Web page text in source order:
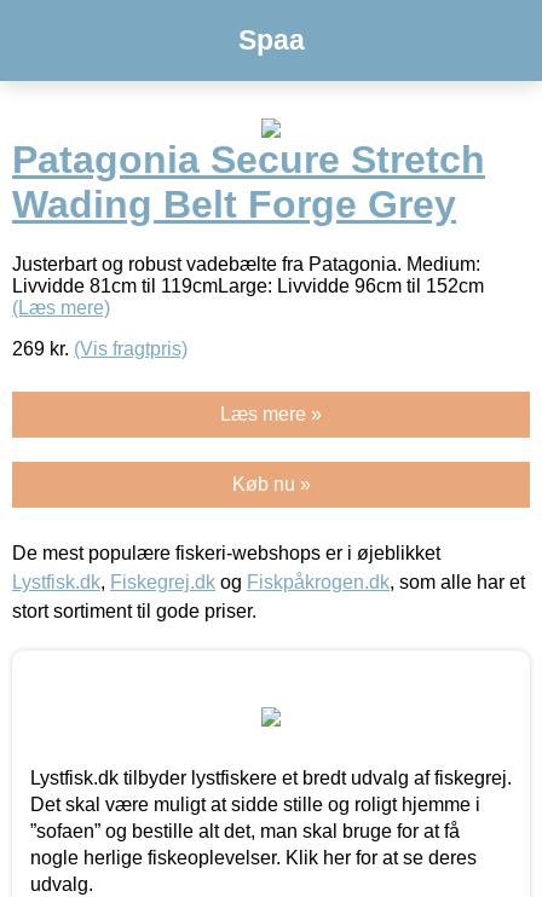
Spaa
Patagonia Secure Stretch
Wading Belt Forge Grey
Justerbart og robust vadebælte fra Patagonia. Medium:
Livvidde 81cm til 119cmLarge: Livvidde 96cm til 152cm
(Læs mere)
269 kr. (Vis fragtpris)
Læs mere »
Køb nu »
De mest populære fiskeri-webshops er i øjeblikket
Lystfisk.dk, Fiskegrej.dk og Fiskpåkrogen.dk, som alle har et
stort sortiment til gode priser.
Lystfisk.dk tilbyder lystfiskere et bredt udvalg af fiskegrej.
Det skal være muligt at sidde stille og roligt hjemme i
”sofaen” og bestille alt det, man skal bruge for at få
nogle herlige fiskeoplevelser. Klik her for at se deres
udvalg.